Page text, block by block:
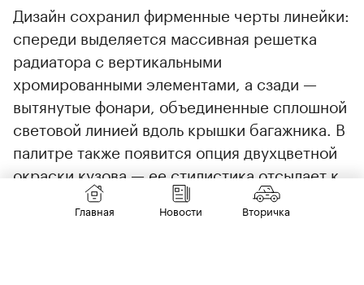
Дизайн сохранил фирменные черты линейки:
спереди выделяется массивная решетка
радиатора с вертикальными
хромированными элементами, а сзади —
вытянутые фонари, объединенные сплошной
световой линией вдоль крышки багажника. В
палитре также появится опция двухцветной
окраски кузова — ее стилистика отсылает к
решениям Mercedes‑Maybach.
Главная Новости Вторичка